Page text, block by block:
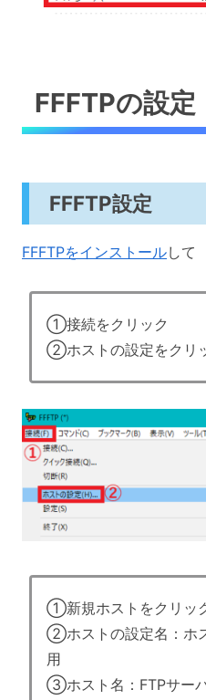
FFFTPの設定
FFFTP設定
FFFTPをインストールして
①接続をクリック
②ホストの設定をクリ
①新規ホストをクリッ
②ホストの設定名：ホ
用
③ホスト名：FTPサー